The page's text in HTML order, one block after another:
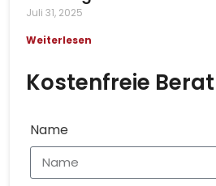
Juli 31, 2025
Weiterlesen
Kostenfreie
Name